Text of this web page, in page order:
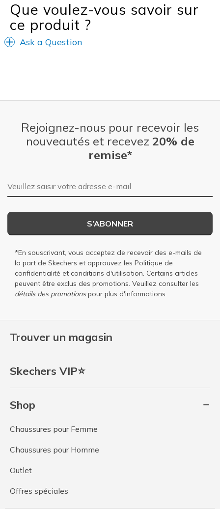
Que voulez-vous savoir sur
ce produit ?
Ask a Question
Trouver un magasin
Skechers VIP⭐
Shop
Chaussures pour Femme
Chaussures pour Homme
Outlet
Offres spéciales
Rejoignez-nous pour recevoir les
nouveautés et recevez 20% de
remise*
Adresse e-mail
S’ABONNER
*En souscrivant, vous acceptez de recevoir des e-mails de
la part de Skechers et approuvez les Politique de
confidentialité et conditions d'utilisation. Certains articles
peuvent être exclus des promotions. Veuillez consulter les
détails des promotionspour plus d'informations.